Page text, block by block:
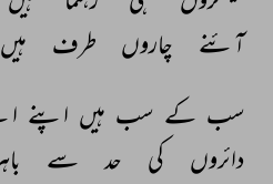
آئنے
چاروں طرف ہیں
سب کے سب ہیں اپنے
دائروں
کی حد سے